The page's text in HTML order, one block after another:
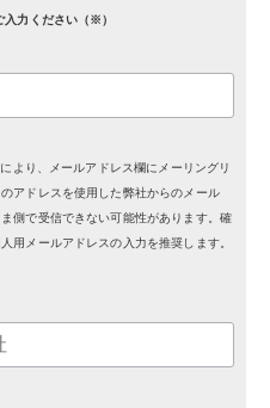
入力ください（※）
より、メールアドレス欄にメーリングリ
アドレスを使用した弊社からのメール
側で受信できない可能性があります。確
用メールアドレスの入力を推奨します。